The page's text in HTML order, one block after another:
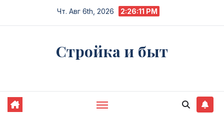
Чт. Авг 6th, 2026 2:26:12 PM
Стройка и быт